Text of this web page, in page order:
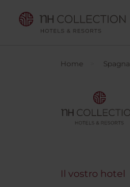
Home Spagna
Il vostro hotel